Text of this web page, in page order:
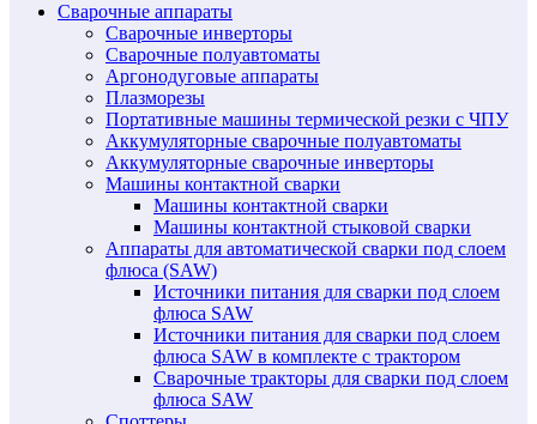
Сварочные аппараты
Сварочные инверторы
Сварочные полуавтоматы
Аргонодуговые аппараты
Плазморезы
Портативные машины термической резки с ЧПУ
Аккумуляторные сварочные полуавтоматы
Аккумуляторные сварочные инверторы
Машины контактной сварки
Машины контактной сварки
Машины контактной стыковой сварки
Аппараты для автоматической сварки под слоем
флюса (SAW)
Источники питания для сварки под слоем
флюса SAW
Источники питания для сварки под слоем
флюса SAW в комплекте с трактором
Сварочные тракторы для сварки под слоем
флюса SAW